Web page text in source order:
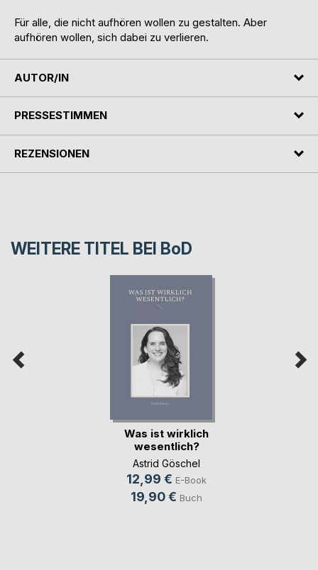
Für alle, die nicht aufhören wollen zu gestalten. Aber
aufhören wollen, sich dabei zu verlieren.
AUTOR/IN
PRESSESTIMMEN
REZENSIONEN
WEITERE TITEL BEI BoD
Was ist wirklich
wesentlich?
Astrid Göschel
12,99 € E-Book
19,90 € Buch